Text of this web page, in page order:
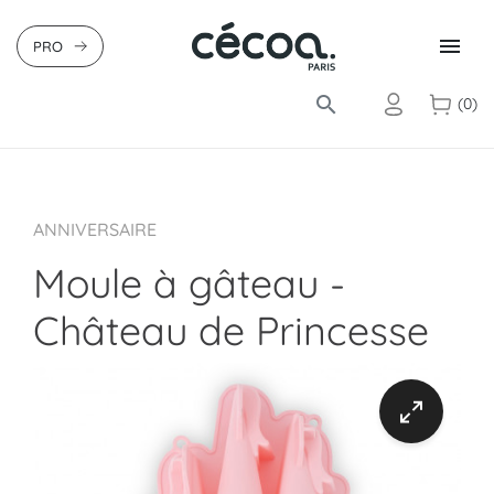

PRO
search (0)
ANNIVERSAIRE
Moule à gâteau -
Château de Princesse